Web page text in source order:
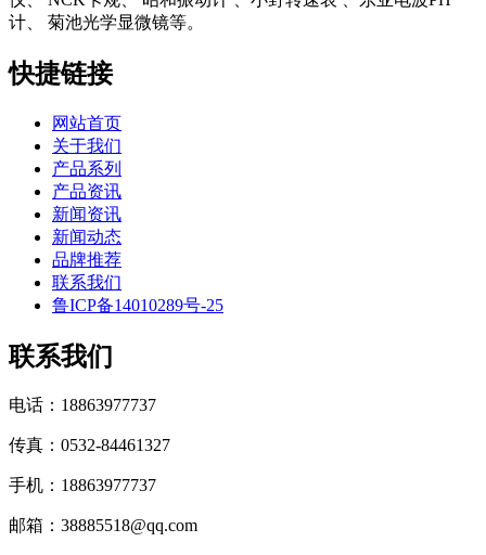
计、 菊池光学显微镜等。
快捷链接
网站首页
关于我们
产品系列
产品资讯
新闻资讯
新闻动态
品牌推荐
联系我们
鲁ICP备14010289号-25
联系我们
电话：18863977737
传真：0532-84461327
手机：18863977737
邮箱：38885518@qq.com